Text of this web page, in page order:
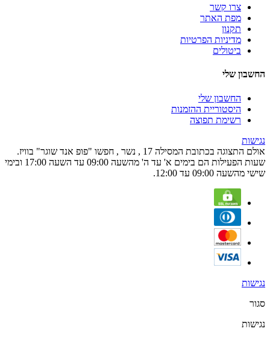
צרו קשר
מפת האתר
תקנון
מדיניות הפרטיות
ביטולים
החשבון שלי
החשבון שלי
היסטוריית ההזמנות
רשימת תפוצה
נגישות
אולם התצוגה בכתובת המסילה 17 , נשר , חפשו "פופ אנד שוגר" בוויז.
שעות הפעילות הם בימים א' עד ה' מהשעה 09:00 עד השעה 17:00 ובימי
שישי מהשעה 09:00 עד 12:00.
נגישות
סגור
נגישות